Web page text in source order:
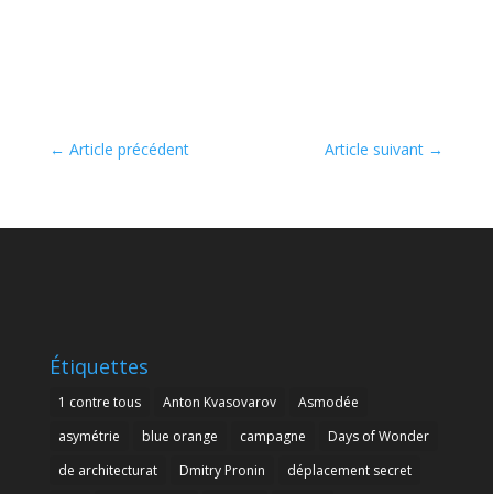
← Article précédent Article suivant →
Étiquettes
1 contre tous Anton Kvasovarov
Asmodée
asymétrie
blue orange campagne
Days of Wonder
de architecturat
Dmitry Pronin
déplacement secret